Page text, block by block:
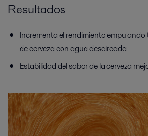
Resultados
Incrementa el rendimiento empujando
de cerveza con agua desaireada
Estabilidad del sabor de la cerveza